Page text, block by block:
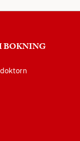
BOKNING